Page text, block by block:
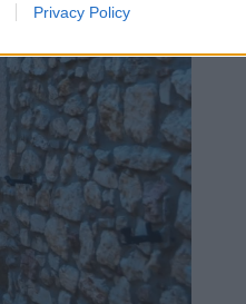
Privacy Policy